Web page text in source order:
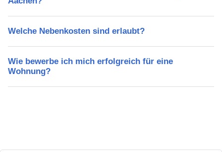
Welche Nebenkosten sind erlaubt?
Wie bewerbe ich mich erfolgreich für eine
Wohnung?